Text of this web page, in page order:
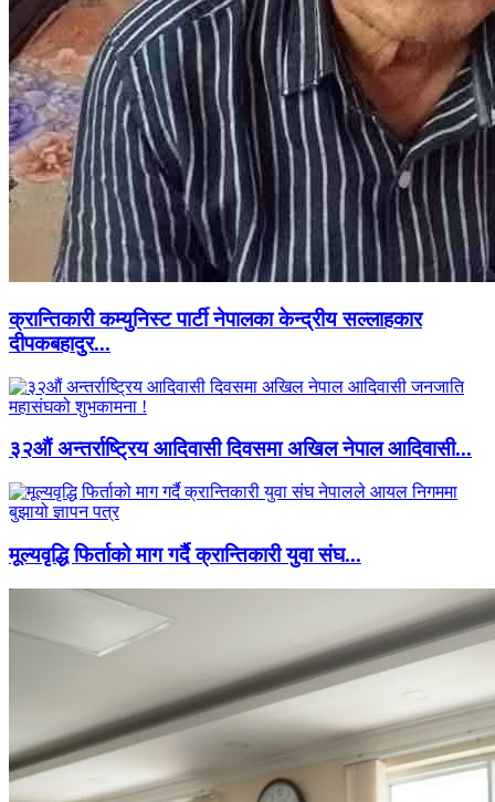
क्रान्तिकारी कम्युनिस्ट पार्टी नेपालका केन्द्रीय सल्लाहकार
दीपकबहादुर...
३२औं अन्तर्राष्ट्रिय आदिवासी दिवसमा अखिल नेपाल आदिवासी...
मूल्यवृद्धि फिर्ताको माग गर्दै क्रान्तिकारी युवा संघ...